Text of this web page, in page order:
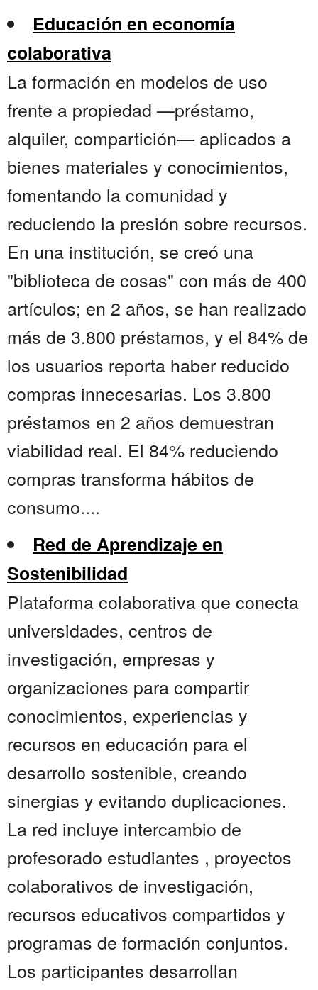
Educación en economía
colaborativa
La formación en modelos de uso
frente a propiedad —préstamo,
alquiler, compartición— aplicados a
bienes materiales y conocimientos,
fomentando la comunidad y
reduciendo la presión sobre recursos.
En una institución, se creó una
"biblioteca de cosas" con más de 400
artículos; en 2 años, se han realizado
más de 3.800 préstamos, y el 84% de
los usuarios reporta haber reducido
compras innecesarias. Los 3.800
préstamos en 2 años demuestran
viabilidad real. El 84% reduciendo
compras transforma hábitos de
consumo....
Red de Aprendizaje en
Sostenibilidad
Plataforma colaborativa que conecta
universidades, centros de
investigación, empresas y
organizaciones para compartir
conocimientos, experiencias y
recursos en educación para el
desarrollo sostenible, creando
sinergias y evitando duplicaciones.
La red incluye intercambio de
profesorado estudiantes , proyectos
colaborativos de investigación,
recursos educativos compartidos y
programas de formación conjuntos.
Los participantes desarrollan